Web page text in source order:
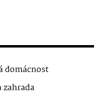
domácnost
zahrada